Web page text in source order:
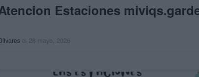
Estaciones
el 28 mayo, 2026